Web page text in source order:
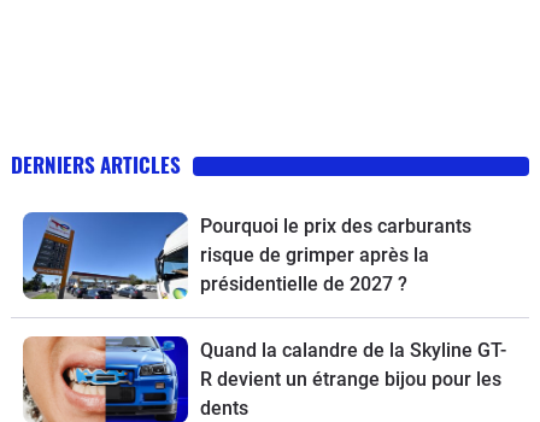
DERNIERS ARTICLES
Pourquoi le prix des carburants
risque de grimper après la
présidentielle de 2027 ?
Quand la calandre de la Skyline GT-
R devient un étrange bijou pour les
dents